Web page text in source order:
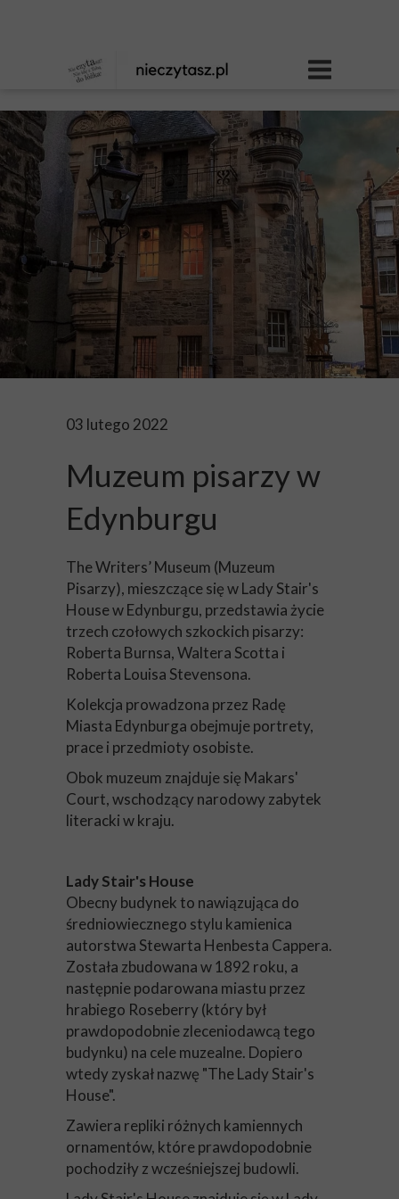
03 lutego 2022
Muzeum pisarzy w
Edynburgu
The Writers’ Museum (Muzeum
Pisarzy), mieszczące się w Lady Stair's
House w Edynburgu, przedstawia życie
trzech czołowych szkockich pisarzy:
Roberta Burnsa, Waltera Scotta i
Roberta Louisa Stevensona.
Kolekcja prowadzona przez Radę
Miasta Edynburga obejmuje portrety,
prace i przedmioty osobiste.
Obok muzeum znajduje się Makars'
Court, wschodzący narodowy zabytek
literacki w kraju.
Lady Stair's House
Obecny budynek to nawiązująca do
średniowiecznego stylu kamienica
autorstwa Stewarta Henbesta Cappera.
Została zbudowana w 1892 roku, a
następnie podarowana miastu przez
hrabiego Roseberry (który był
prawdopodobnie zleceniodawcą tego
budynku) na cele muzealne. Dopiero
wtedy zyskał nazwę "The Lady Stair's
House".
Zawiera repliki różnych kamiennych
ornamentów, które prawdopodobnie
pochodziły z wcześniejszej budowli.